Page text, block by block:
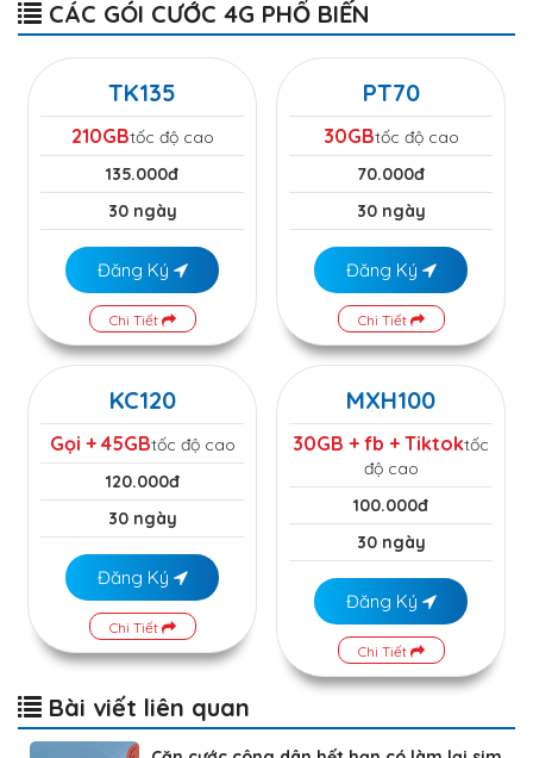
CÁC GÓI CƯỚC 4G PHỔ BIẾN
TK135
210GBtốc độ cao
135.000đ
30 ngày
Đăng Ký
Chi Tiết
PT70
30GBtốc độ cao
70.000đ
30 ngày
Đăng Ký
Chi Tiết
KC120
Gọi + 45GBtốc độ cao
120.000đ
30 ngày
Đăng Ký
Chi Tiết
MXH100
30GB + fb + Tiktoktốc
độ cao
100.000đ
30 ngày
Đăng Ký
Chi Tiết
Bài viết liên quan